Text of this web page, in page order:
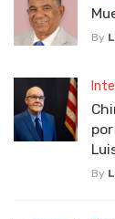
By
By